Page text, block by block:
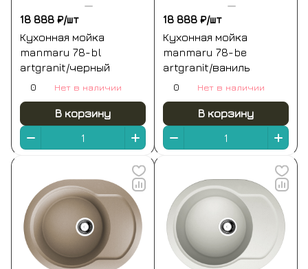
18 888 ₽/шт
Кухонная мойка
manmaru 78-bl
artgranit/черный
0 Нет в наличии
В корзину
18 888 ₽/шт
Кухонная мойка
manmaru 78-be
artgranit/ваниль
0 Нет в наличии
В корзину